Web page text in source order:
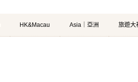
HK&Macau Asia｜亞洲 旅遊大